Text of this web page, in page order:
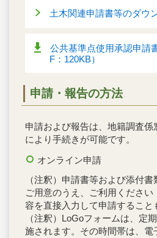
土木関連申請書等のダウ
公共基準点使用承認申請
F：120KB）
申請・報告の方法
申請および報告は、地籍調査係
により手続きが可能です。
オンライン申請
（注釈）申請書等および添付
ご用意のうえ、ご利用ください
容を直接入力して申請すること
（注釈）LoGoフォームは、定
施されます。その時間帯は、